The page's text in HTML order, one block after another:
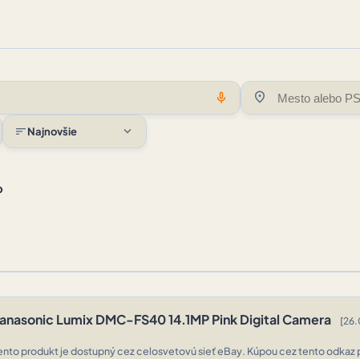
mic location_on
sortNajnovšie expand_more
Lumix DMC-FS40 14.1MP Pink Digital Camera
produkt je dostupný cez celosvetovú sieť eBay. Kúpou cez tento odkaz